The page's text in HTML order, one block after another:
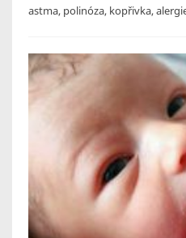
astma, polinóza, kopřivka,